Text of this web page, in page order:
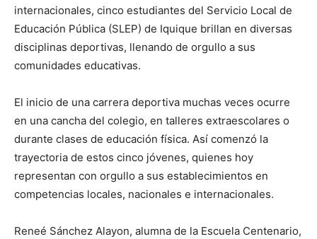
internacionales, cinco estudiantes del Servicio Local de
Educación Pública (SLEP) de Iquique brillan en diversas
disciplinas deportivas, llenando de orgullo a sus
comunidades educativas.
El inicio de una carrera deportiva muchas veces ocurre
en una cancha del colegio, en talleres extraescolares o
durante clases de educación física. Así comenzó la
trayectoria de estos cinco jóvenes, quienes hoy
representan con orgullo a sus establecimientos en
competencias locales, nacionales e internacionales.
Reneé Sánchez Alayon, alumna de la Escuela Centenario,